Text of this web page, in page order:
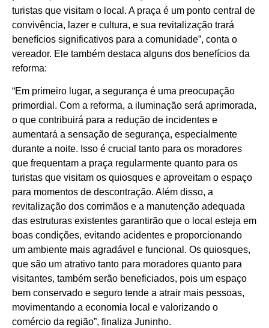
turistas que visitam o local. A praça é um ponto central de
convivência, lazer e cultura, e sua revitalização trará
benefícios significativos para a comunidade”, conta o
vereador. Ele também destaca alguns dos benefícios da
reforma:
“Em primeiro lugar, a segurança é uma preocupação
primordial. Com a reforma, a iluminação será aprimorada,
o que contribuirá para a redução de incidentes e
aumentará a sensação de segurança, especialmente
durante a noite. Isso é crucial tanto para os moradores
que frequentam a praça regularmente quanto para os
turistas que visitam os quiosques e aproveitam o espaço
para momentos de descontração. Além disso, a
revitalização dos corrimãos e a manutenção adequada
das estruturas existentes garantirão que o local esteja em
boas condições, evitando acidentes e proporcionando
um ambiente mais agradável e funcional. Os quiosques,
que são um atrativo tanto para moradores quanto para
visitantes, também serão beneficiados, pois um espaço
bem conservado e seguro tende a atrair mais pessoas,
movimentando a economia local e valorizando o
comércio da região”, finaliza Juninho.